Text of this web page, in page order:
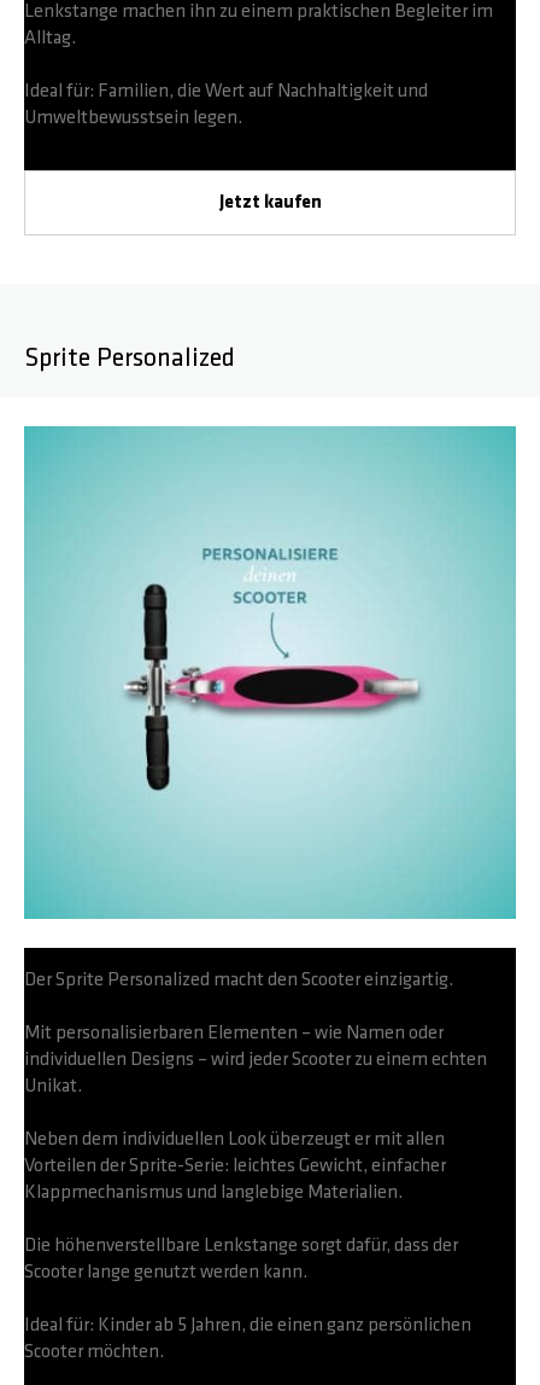
Lenkstange machen ihn zu einem praktischen Begleiter im
Alltag.
Ideal für: Familien, die Wert auf Nachhaltigkeit und
Umweltbewusstsein legen.
Jetzt kaufen
Sprite Personalized
Der Sprite Personalized macht den Scooter einzigartig.
Mit personalisierbaren Elementen – wie Namen oder
individuellen Designs – wird jeder Scooter zu einem echten
Unikat.
Neben dem individuellen Look überzeugt er mit allen
Vorteilen der Sprite-Serie: leichtes Gewicht, einfacher
Klappmechanismus und langlebige Materialien.
Die höhenverstellbare Lenkstange sorgt dafür, dass der
Scooter lange genutzt werden kann.
Ideal für: Kinder ab 5 Jahren, die einen ganz persönlichen
Scooter möchten.